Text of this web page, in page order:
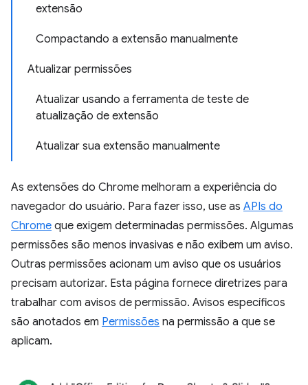
extensão
Compactando a extensão manualmente
Atualizar permissões
Atualizar usando a ferramenta de teste de
atualização de extensão
Atualizar sua extensão manualmente
As extensões do Chrome melhoram a experiência do
navegador do usuário. Para fazer isso, use as APIs do
Chrome que exigem determinadas permissões. Algumas
permissões são menos invasivas e não exibem um aviso.
Outras permissões acionam um aviso que os usuários
precisam autorizar. Esta página fornece diretrizes para
trabalhar com avisos de permissão. Avisos específicos
são anotados em Permissões na permissão a que se
aplicam.